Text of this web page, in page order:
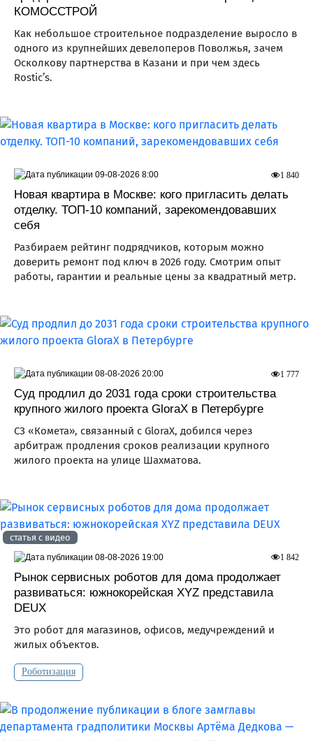
КОМОССТРОЙ
Как небольшое строительное подразделение выросло в
одного из крупнейших девелоперов Поволжья, зачем
Осколкову партнерства в Казани и при чем здесь
Rostic’s.
Новая квартира в Москве: кого пригласить делать
отделку. ТОП-10 компаний, зарекомендовавших
себя
Разбираем рейтинг подрядчиков, которым можно
доверить ремонт под ключ в 2026 году. Смотрим опыт
работы, гарантии и реальные цены за квадратный метр.
1 840
09-08-2026 8:00
Суд продлил до 2031 года сроки строительства
крупного жилого проекта GloraX в Петербурге
СЗ «Комета», связанный с GloraX, добился через
арбитраж продления сроков реализации крупного
жилого проекта на улице Шахматова.
1 777
08-08-2026 20:00
статья с видео
Рынок сервисных роботов для дома продолжает
развиваться: южнокорейская XYZ представила
DEUX
Это робот для магазинов, офисов, медучреждений и
жилых объектов.
Роботизация
1 842
08-08-2026 19:00